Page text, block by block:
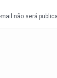
não será